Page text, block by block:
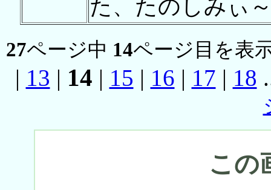
た、たのしみぃ
27ページ中 14ページ目を表
| 13 | 14 | 15 | 16 | 17 | 18
この